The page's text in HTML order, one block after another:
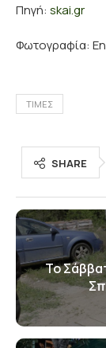
Πηγή: skai.gr
Φωτογραφία:
ΤΙΜΕΣ
SHARE
Το